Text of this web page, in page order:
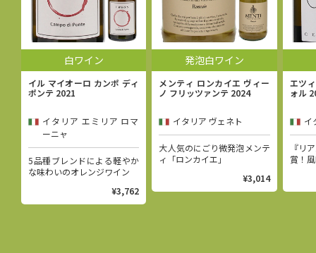
白ワイン
イル マイオーロ カンポ ディ
ポンテ 2021
イタリア エミリア ロマ
ーニャ
5品種ブレンドによる軽やか
な味わいのオレンジワイン
¥3,762
発泡白ワイン
メンティ ロンカイエ ヴィー
ノ フリッツァンテ 2024
イタリア ヴェネト
大人気のにごり微発泡メンテ
ィ「ロンカイエ」
¥3,014
エツ
ォル
イ
『リ
賞！